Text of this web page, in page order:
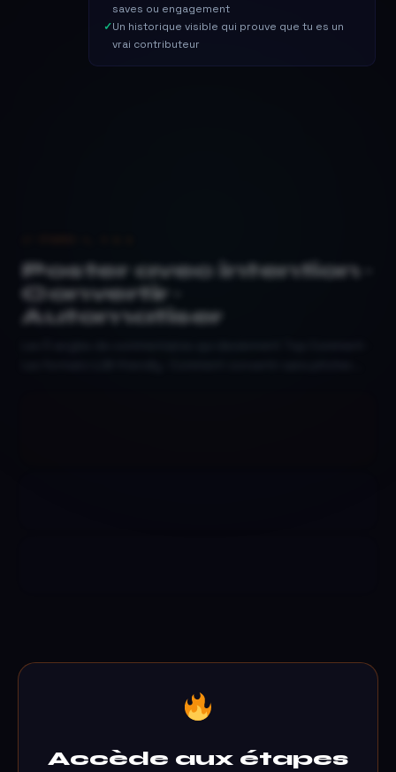
saves ou engagement
Un historique visible qui prouve que tu es un
vrai contributeur
Poster avec intention ·
Convertir ·
Automatiser
Accède aux étapes